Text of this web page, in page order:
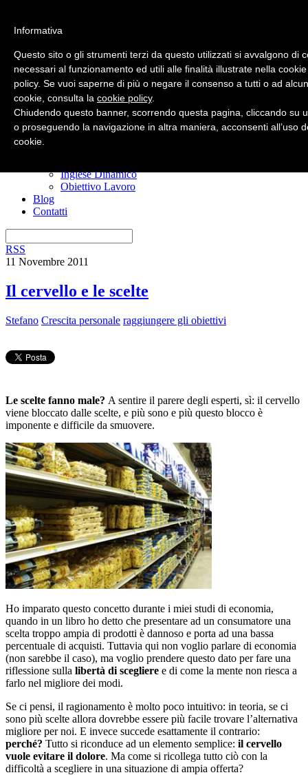
Home
Nuovo? Inizia qui
Risorse gratuite
Il manuale anti confusione
Inglese Dinamico
Obiettivo Lavoro
Blog
Contatti
RSS
11 Novembre 2011
Il cervello e le scelte
Stefano Crescita personale raggiungere gli obiettivi
Le scelte fanno male? A sentire il parere degli esperti, sì: il cervello
viene bloccato dalle scelte, e più sono e più questo blocco è
imponente e difficile da smuovere.
Ho imparato questo concetto durante i miei studi di economia,
quando in un libro ho detto che presentare ad un consumatore una
scelta troppo ampia di prodotti è dannoso e porta ad una bassa
percentuale di acquisti. Tuttavia qui non voglio parlare di economia
(non sarebbe il caso), ma voglio prendere questo dato per fare una
riflessione sulla libertà di scegliere e di come la mente non riesca a
farlo nel migliore dei modi.
Se ci pensi, il ragionamento è molto poco intuitivo: in teoria, se ci
sono più scelte allora dovrebbe essere più facile trovare l’alternativa
migliore per noi. E invece succede esattamente il contrario:
perché? Tutto si riconduce ad un elemento semplice: il cervello
vuole evitare il dolore. Ma come si ricollega tutto ciò con la
difficoltà a scegliere in una situazione di ampia offerta?
Informativa
Questo sito o gli strumenti terzi da questo utilizzati si avvalgono di
necessari al funzionamento ed utili alle finalità illustrate nella cookie
policy. Se vuoi saperne di più o negare il consenso a tutti o ad
cookie, consulta la cookie policy.
Chiudendo questo banner, scorrendo questa pagina, cliccando su
o proseguendo la navigazione in altra maniera, acconsenti all’uso
cookie.